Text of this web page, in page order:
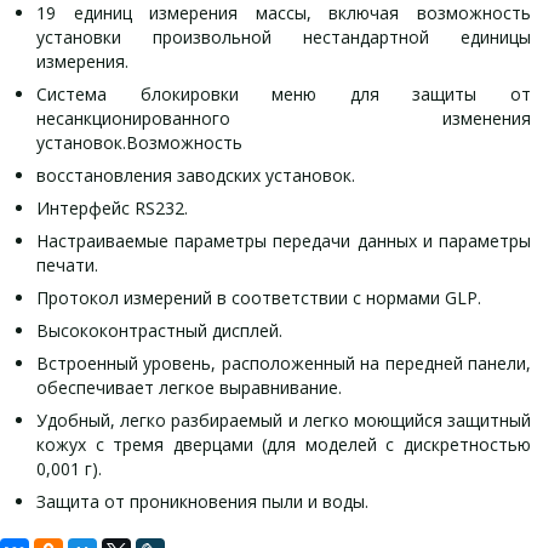
19 единиц измерения массы, включая возможность
установки произвольной нестандартной единицы
измерения.
Система блокировки меню для защиты от
несанкционированного изменения
установок.Возможность
восстановления заводских установок.
Интерфейс RS232.
Настраиваемые параметры передачи данных и параметры
печати.
Протокол измерений в соответствии с нормами GLP.
Высококонтрастный дисплей.
Встроенный уровень, расположенный на передней панели,
обеспечивает легкое выравнивание.
Удобный, легко разбираемый и легко моющийся защитный
кожух с тремя дверцами (для моделей с дискретностью
0,001 г).
Защита от проникновения пыли и воды.